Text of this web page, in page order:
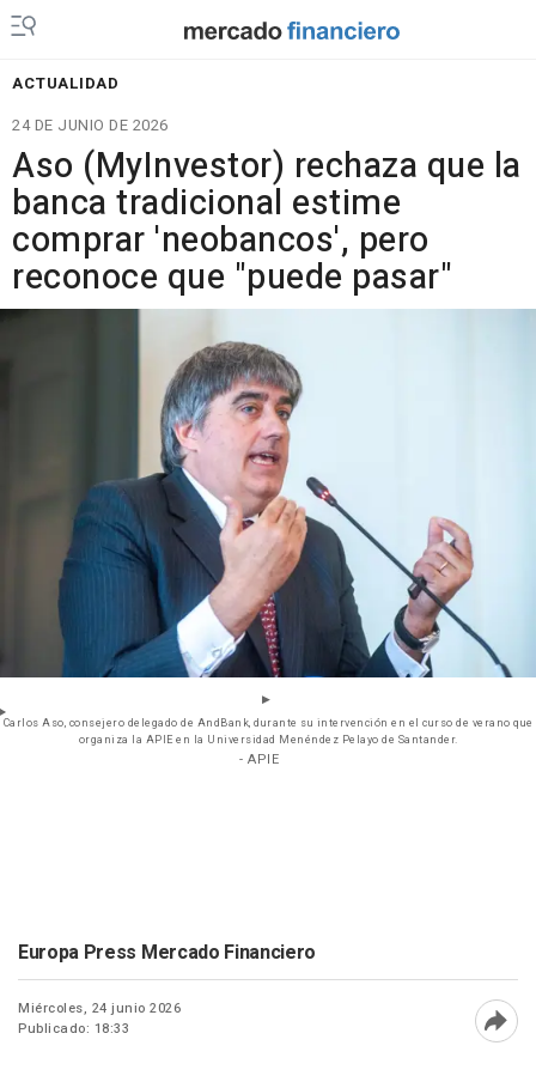
ACTUALIDAD
24 DE JUNIO DE 2026
Aso (MyInvestor) rechaza que la
banca tradicional estime
comprar 'neobancos', pero
reconoce que "puede pasar"
Carlos Aso, consejero delegado de AndBank, durante su intervención en el curso de verano que
organiza la APIE en la Universidad Menéndez Pelayo de Santander.
- APIE
Europa Press Mercado Financiero
Miércoles, 24 junio 2026
Publicado: 18:33